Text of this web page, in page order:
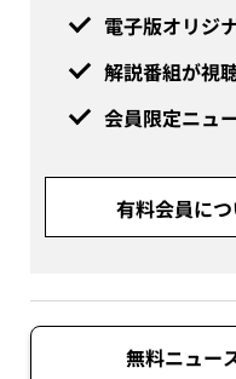
電子版オリジ
解説番組が視
会員限定ニュ
有料会員に
無料ニュー